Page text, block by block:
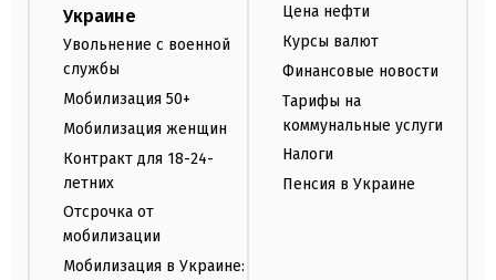
Украине
Увольнение с военной
службы
Мобилизация 50+
Мобилизация женщин
Контракт для 18-24-
летних
Отсрочка от
мобилизации
Мобилизация в Украине:
Цена нефти
Курсы валют
Финансовые новости
Тарифы на
коммунальные услуги
Налоги
Пенсия в Украине